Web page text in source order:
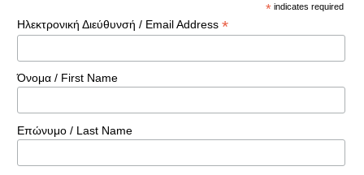
* indicates required
Ηλεκτρονική Διεύθυνσή / Email Address *
Όνομα / First Name
Επώνυμο / Last Name